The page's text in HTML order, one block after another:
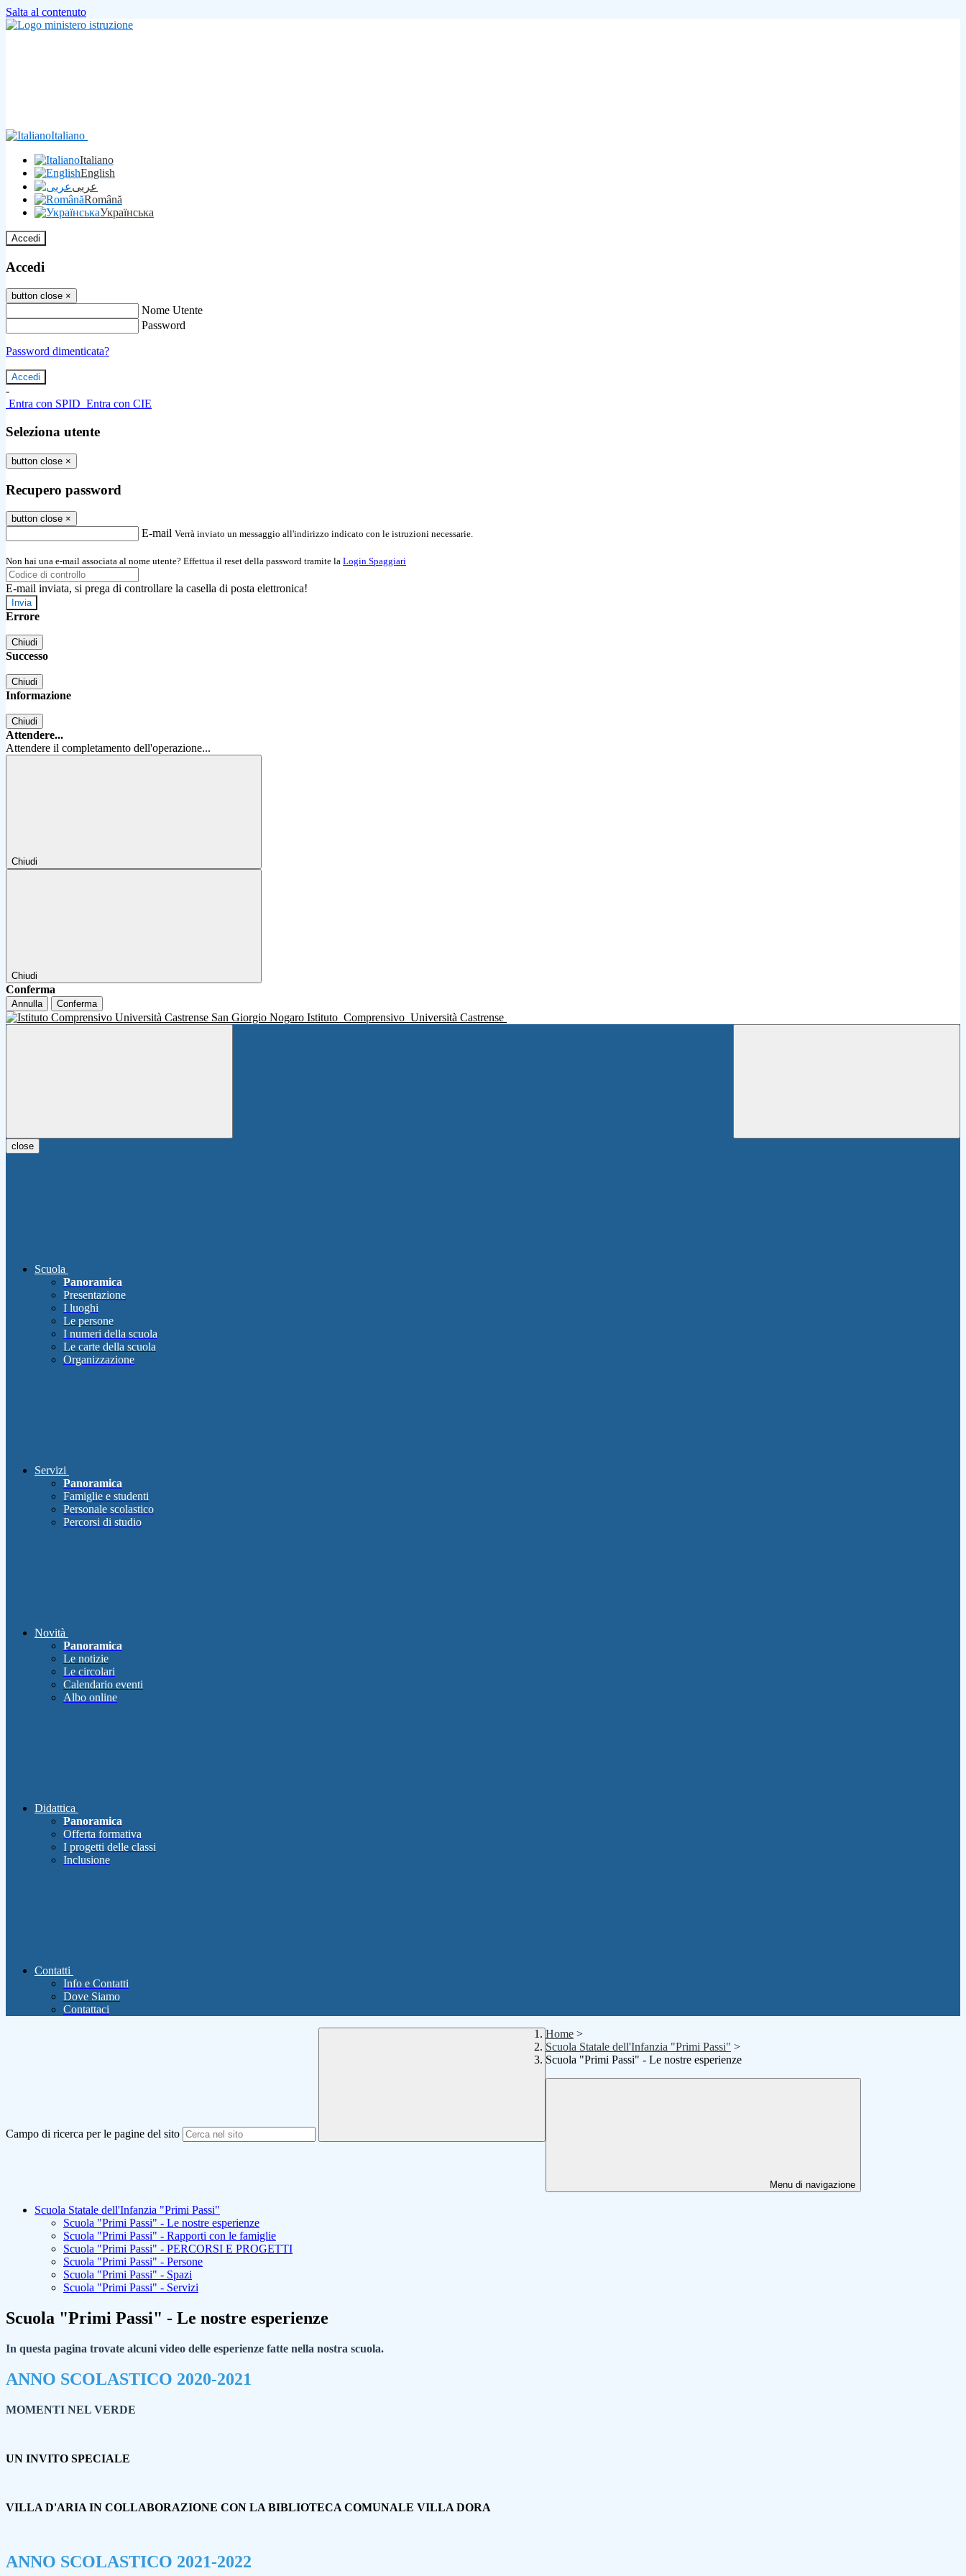
Salta al contenuto
Italiano
Italiano
English
عربى
Română
Українська
Accedi
Accedi
button close ×
Nome Utente
Password
Password dimenticata?
-
Entra con SPID Entra con CIE
Seleziona utente
button close ×
Recupero password
button close ×
E-mail Verrà inviato un messaggio all'indirizzo indicato con le istruzioni necessarie.
Non hai una e-mail associata al nome utente? Effettua il reset della password tramite la Login Spaggiari
E-mail inviata, si prega di controllare la casella di posta elettronica!
Errore
Chiudi
Successo
Chiudi
Informazione
Chiudi
Attendere...
Attendere il completamento dell'operazione...
Chiudi
Chiudi
Conferma
Annulla Conferma
Istituto Comprensivo Università Castrense
close
Scuola
Panoramica
Presentazione
I luoghi
Le persone
I numeri della scuola
Le carte della scuola
Organizzazione
Servizi
Panoramica
Famiglie e studenti
Personale scolastico
Percorsi di studio
Novità
Panoramica
Le notizie
Le circolari
Calendario eventi
Albo online
Didattica
Panoramica
Offerta formativa
I progetti delle classi
Inclusione
Contatti
Info e Contatti
Dove Siamo
Contattaci
Campo di ricerca per le pagine del sito
Home >
Scuola Statale dell'Infanzia "Primi Passi" >
Scuola "Primi Passi" - Le nostre esperienze
Menu di navigazione
Scuola Statale dell'Infanzia "Primi Passi"
Scuola "Primi Passi" - Le nostre esperienze
Scuola "Primi Passi" - Rapporti con le famiglie
Scuola "Primi Passi" - PERCORSI E PROGETTI
Scuola "Primi Passi" - Persone
Scuola "Primi Passi" - Spazi
Scuola "Primi Passi" - Servizi
Scuola "Primi Passi" - Le nostre esperienze
In questa pagina trovate alcuni video delle esperienze fatte nella nostra scuola.
ANNO SCOLASTICO 2020-2021
MOMENTI NEL VERDE
UN INVITO SPECIALE
VILLA D'ARIA IN COLLABORAZIONE CON LA BIBLIOTECA COMUNALE VILLA DORA
ANNO SCOLASTICO 2021-2022